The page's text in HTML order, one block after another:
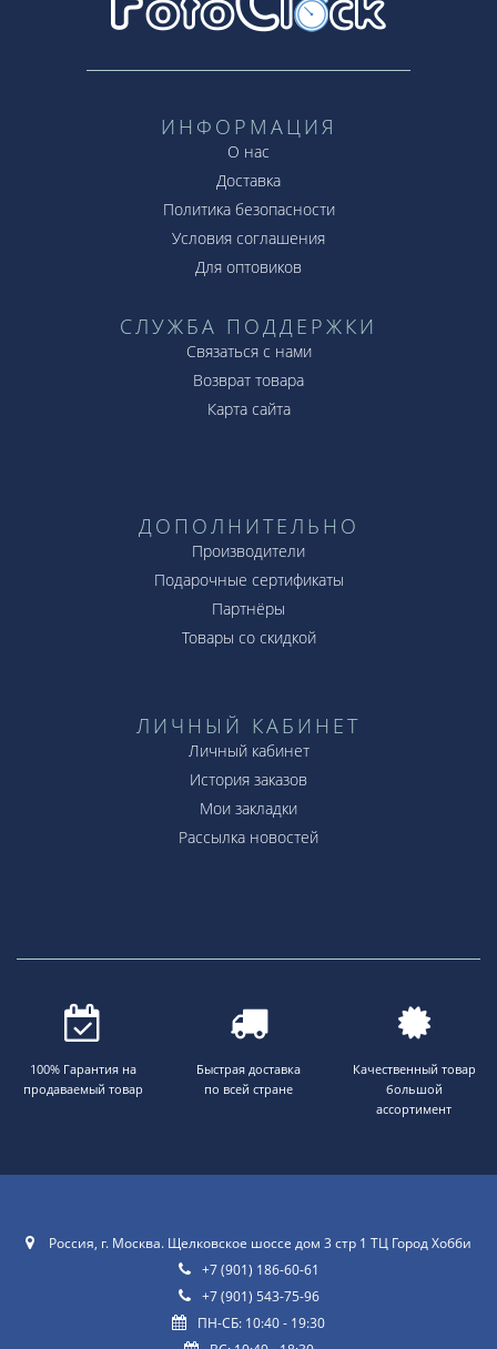
ИНФОРМАЦИЯ
О нас
Доставка
Политика безопасности
Условия соглашения
Для оптовиков
СЛУЖБА ПОДДЕРЖКИ
Связаться с нами
Возврат товара
Карта сайта
ДОПОЛНИТЕЛЬНО
Производители
Подарочные сертификаты
Партнёры
Товары со скидкой
ЛИЧНЫЙ КАБИНЕТ
Личный кабинет
История заказов
Мои закладки
Рассылка новостей
100% Гарантия на
продаваемый товар
Быстрая доставка
по всей стране
Качественный товар
большой
ассортимент
Россия, г. Москва. Щелковское шоссе дом 3 стр 1 ТЦ Город Хобби
+7 (901) 186-60-61
+7 (901) 543-75-96
ПН-СБ: 10:40 - 19:30